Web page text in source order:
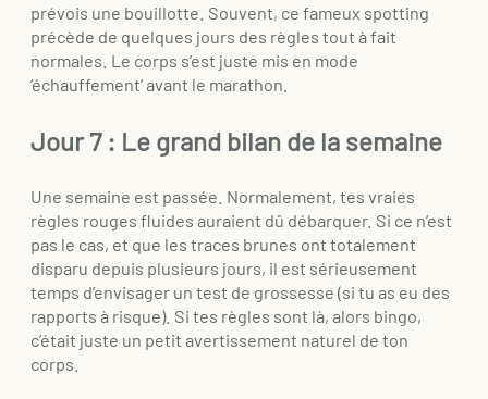
prévois une bouillotte. Souvent, ce fameux spotting
précède de quelques jours des règles tout à fait
normales. Le corps s’est juste mis en mode
‘échauffement’ avant le marathon.
Jour 7 : Le grand bilan de la semaine
Une semaine est passée. Normalement, tes vraies
règles rouges fluides auraient dû débarquer. Si ce n’est
pas le cas, et que les traces brunes ont totalement
disparu depuis plusieurs jours, il est sérieusement
temps d’envisager un test de grossesse (si tu as eu des
rapports à risque). Si tes règles sont là, alors bingo,
c’était juste un petit avertissement naturel de ton
corps.